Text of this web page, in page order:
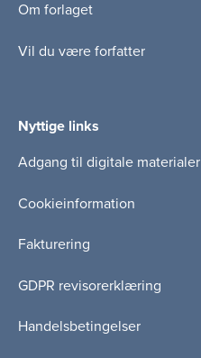
Om forlaget
Vil du være forfatter
Nyttige links
Adgang til digitale materialer
Cookieinformation
Fakturering
GDPR revisorerklæring
Handelsbetingelser